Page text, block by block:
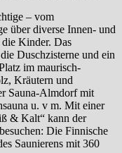
– vom
über diverse Innen- und
Kinder. Das
Duschzisterne und ein
im maurisch-
Kräutern und
Sauna-Almdorf mit
u. v m. Mit einer
& Kalt“ kann der
Die Finnische
Saunierens mit 360